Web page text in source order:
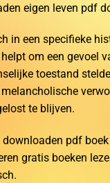
eigen leven pdf
in een specifieke
om een gevoel
toestand
te blijven.
downloaden pdf
gratis boeken